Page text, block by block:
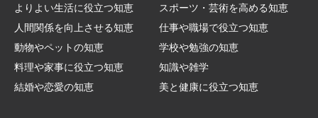
よりよい生活に役立つ知恵
スポーツ・芸術を高める知恵
人間関係を向上させる知恵
仕事や職場で役立つ知恵
動物やペットの知恵
学校や勉強の知恵
料理や家事に役立つ知恵
知識や雑学
結婚や恋愛の知恵
美と健康に役立つ知恵